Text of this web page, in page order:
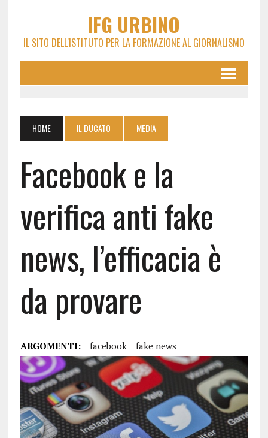
IFG URBINO
IL SITO DELL'ISTITUTO PER LA FORMAZIONE AL GIORNALISMO
HOME IL DUCATO MEDIA
Facebook e la
verifica anti fake
news, l’efficacia è
da provare
ARGOMENTI: facebook fake news